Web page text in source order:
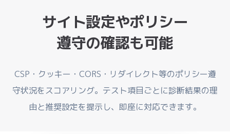
サイト設定やポリシー
遵守の確認も可能
CSP・クッキー・CORS・リダイレクト等のポリシー遵
守状況をスコアリング。テスト項目ごとに診断結果の理
由と推奨設定を提示し、即座に対応できます。